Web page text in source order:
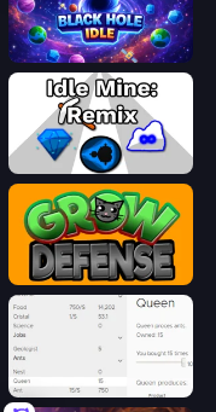
Black Hole Idle
Idle Mine: Remix
Grow Defense
Idle Ants